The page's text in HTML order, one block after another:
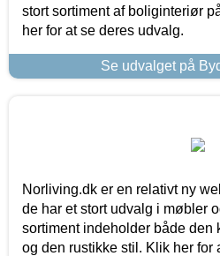
stort sortiment af boliginteriør
her for at se deres udvalg.
Se udvalget på
Norliving.dk er en relativt ny
de har et stort udvalg i møbler
sortiment indeholder både den
og den rustikke stil. Klik her for